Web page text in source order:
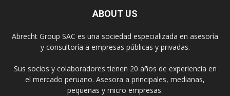
ABOUT US
Abrecht Group SAC es una sociedad especializada en asesoría
y consultoría a empresas públicas y privadas.
Sus socios y colaboradores tienen 20 años de experiencia en
el mercado peruano. Asesora a principales, medianas,
pequeñas y micro empresas.